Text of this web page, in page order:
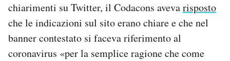
chiarimenti su Twitter, il Codacons avevarisposto
che le indicazioni sul sito erano chiare e che nel
banner contestato si faceva riferimento al
coronavirus «per la semplice ragione che come